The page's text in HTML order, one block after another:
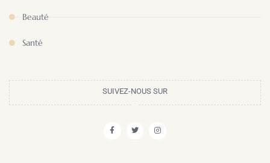
Beauté
Santé
SUIVEZ-NOUS SUR